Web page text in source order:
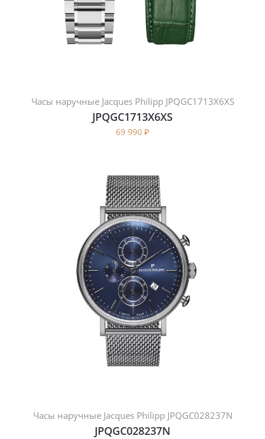
Часы наручные Jacques Philipp JPQGC1713X6XS
JPQGC1713X6XS
69 990 ₽
Часы наручные Jacques Philipp JPQGC028237N
JPQGC028237N